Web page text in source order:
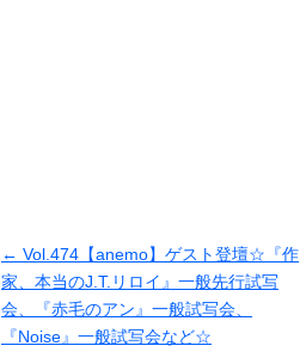
← Vol.474【anemo】ゲスト登壇☆『作
家、本当のJ.T.リロイ』一般先行試写
会、『赤毛のアン』一般試写会、
『Noise』一般試写会など☆